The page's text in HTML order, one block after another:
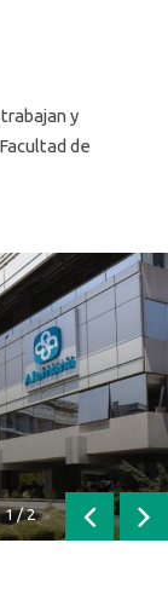
y
de
1/2
Anterior